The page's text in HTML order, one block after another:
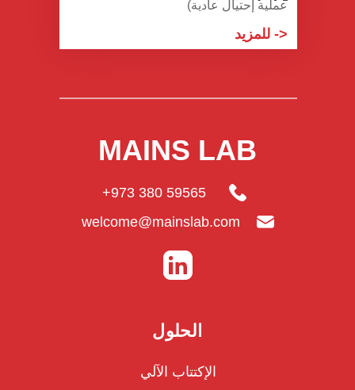
عملية إحتيال عادية)
للمزيد ->
welcome@mainslab.com
+973 380 59565
الحلول
الإكتتاب الآلي
MAINS LAB